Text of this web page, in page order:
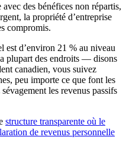
des bénéfices non répartis,
la propriété d’entreprise
compromis.
est d’environ 21 % au niveau
plupart des endroits — disons
canadien, vous suivez
peu importe ce que font les
les revenus passifs
structure transparente où le
de revenus personnelle